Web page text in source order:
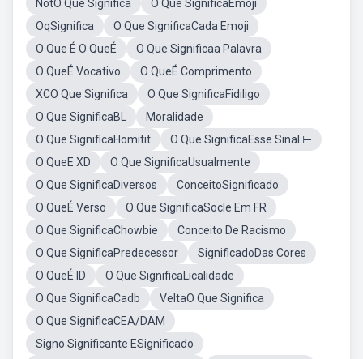
NotO Que Significa
O Que SignificaEmoji
OqSignifica
O Que SignificaCada Emoji
O Que É O QueÉ
O Que Significaa Palavra
O QueÉ Vocativo
O QueÉ Comprimento
XCO Que Significa
O Que SignificaFidiligo
O Que SignificaBL
Moralidade
O Que SignificaHomitit
O Que SignificaEsse Sinal ⊢
O QueE XD
O Que SignificaUsualmente
O Que SignificaDiversos
ConceitoSignificado
O QueÉ Verso
O Que SignificaSocle Em FR
O Que SignificaChowbie
Conceito De Racismo
O Que SignificaPredecessor
SignificadoDas Cores
O QueÉ ID
O Que SignificaLicalidade
O Que SignificaCadb
VeltaO Que Significa
O Que SignificaCEA/DAM
Signo Significante ESignificado